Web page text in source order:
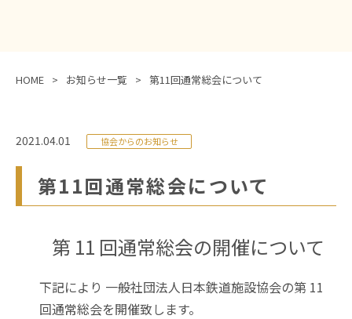
HOME お知らせ一覧 第11回通常総会について
2021.04.01 協会からのお知らせ
第11回通常総会について
第 11 回通常総会の開催について
下記により 一般社団法人日本鉄道施設協会の第 11
回通常総会を開催致します。